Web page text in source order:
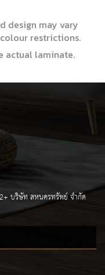
design may vary
restrictions.
actual laminate.
บริษัท สหนครทรัพย์ จำกัด